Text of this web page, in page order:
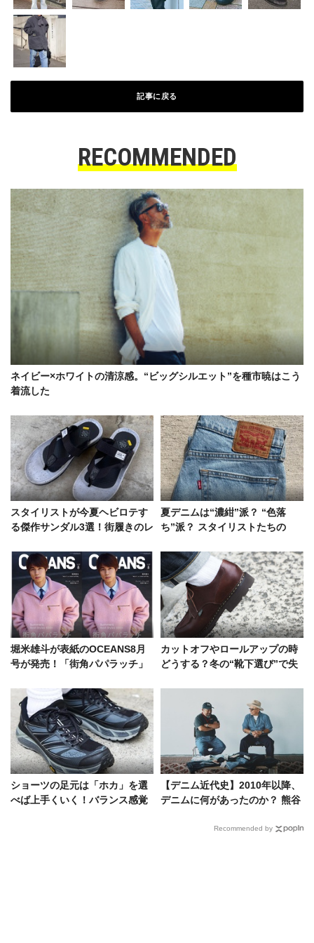
記事に戻る
RECOMMENDED
ネイビー×ホワイトの清涼感。“ビッグシルエット”を種市暁はこう
着流した
スタイリストが今夏ヘビロテす
る傑作サンダル3選！街履きのレ
夏デニムは“濃紺”派？ “色落
ち”派？ スタイリストたちの
公開！
堀米雄斗が表紙のOCEANS8月
号が発売！「街角パパラッチ」
登場
カットオフやロールアップの時
どうする？冬の“靴下選び”で失
ショーツの足元は「ホカ」を選
べば上手くいく！バランス感覚
【デニム近代史】2010年以降、
デニムに何があったのか？ 熊谷
Recommended by